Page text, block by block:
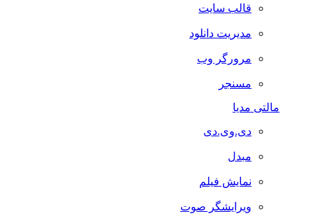
قالب سایت
مدیریت دانلود
مرورگر وب
مسنجر
مالتی مدیا
دی.وی.دی
مبدل
نمایش فیلم
ویرایشگر صوت